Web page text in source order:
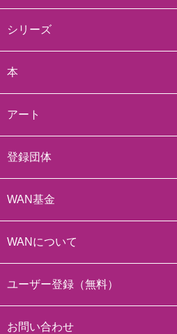
シリーズ
本
アート
登録団体
WAN基金
WANについて
ユーザー登録（無料）
お問い合わせ